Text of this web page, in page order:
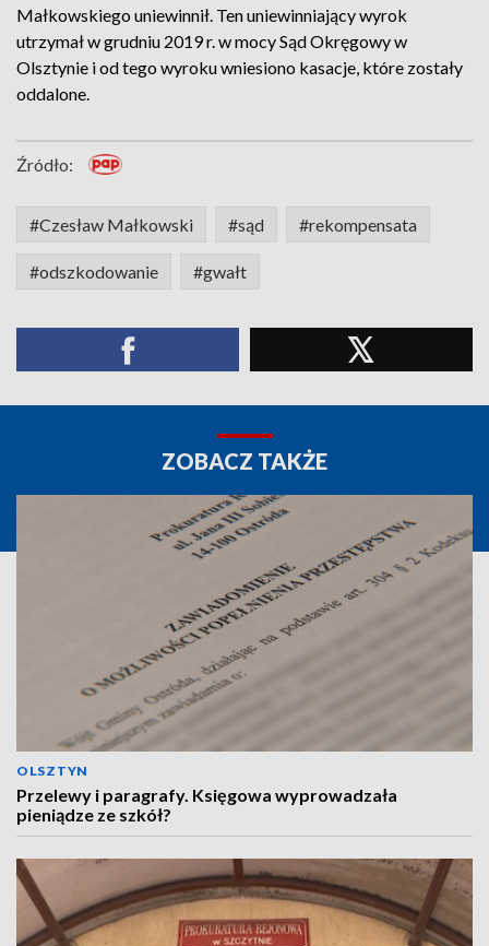
Małkowskiego uniewinnił. Ten uniewinniający wyrok
utrzymał w grudniu 2019 r. w mocy Sąd Okręgowy w
Olsztynie i od tego wyroku wniesiono kasacje, które zostały
oddalone.
Źródło:
#Czesław Małkowski #sąd #rekompensata
#odszkodowanie #gwałt
ZOBACZ TAKŻE
OLSZTYN
Przelewy i paragrafy. Księgowa wyprowadzała
pieniądze ze szkół?